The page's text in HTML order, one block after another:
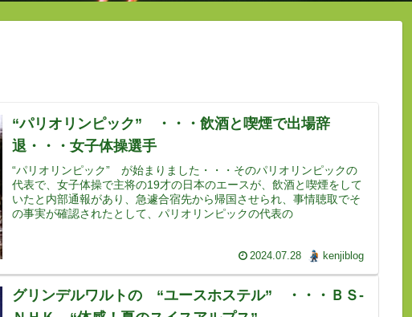
“パリオリンピック” ・・・飲酒と喫煙で出場辞
退・・・女子体操選手
“パリオリンピック” が始まりました・・・そのパリオリンピックの
代表で、女子体操で主将の19才の日本のエースが、飲酒と喫煙をして
いたと内部通報があり、急遽合宿先から帰国させられ、事情聴取でそ
の事実が確認されたとして、パリオリンピックの代表の
2024.07.28 kenjiblog
グリンデルワルトの “ユースホステル” ・・・ＢＳ-